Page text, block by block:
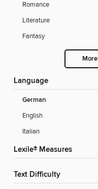
Romance
Literature
Fantasy
More
Language
German
English
Italian
Lexile® Measures
Text Difficulty